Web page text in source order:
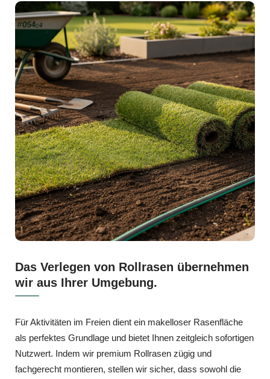
Das Verlegen von Rollrasen übernehmen
wir aus Ihrer Umgebung.
Für Aktivitäten im Freien dient ein makelloser Rasenfläche
als perfektes Grundlage und bietet Ihnen zeitgleich sofortigen
Nutzwert. Indem wir premium Rollrasen zügig und
fachgerecht montieren, stellen wir sicher, dass sowohl die